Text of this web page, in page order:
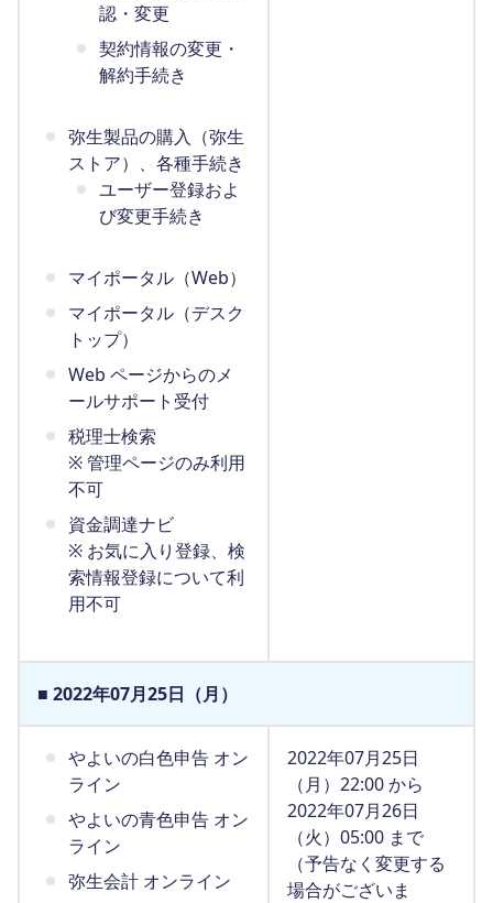
認・変更
契約情報の変更・
解約手続き
弥生製品の購入（弥生
ストア）、各種手続き
ユーザー登録およ
び変更手続き
マイポータル（Web）
マイポータル（デスク
トップ）
Web ページからのメ
ールサポート受付
税理士検索
※ 管理ページのみ利用
不可
資金調達ナビ
※ お気に入り登録、検
索情報登録について利
用不可
■ 2022年07月25日（月）
やよいの白色申告 オン
ライン
やよいの青色申告 オン
ライン
弥生会計 オンライン
2022年07月25日
（月）22:00 から
2022年07月26日
（火）05:00 まで
（予告なく変更する
場合がございま